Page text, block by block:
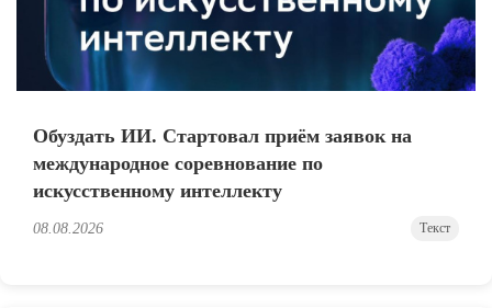
Обуздать ИИ. Стартовал приём заявок на
международное соревнование по
искусственному интеллекту
08.08.2026 Текст